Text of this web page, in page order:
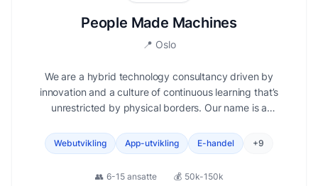
People Made Machines
📍 Oslo
We are a hybrid technology consultancy driven by
innovation and a culture of continuous learning that’s
unrestricted by physical borders. Our name is a
defining products and boundary-pushing technologies
that enable us to positively impact life on Earth
Webutvikling App-utvikling E-handel +9
👥 6-15 ansatte 💰 50k-150k